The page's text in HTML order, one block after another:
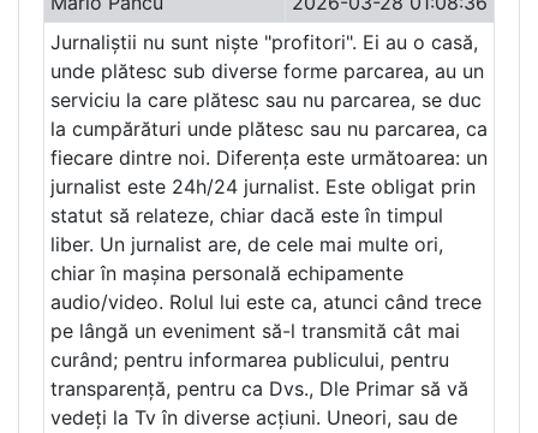
Jurnaliștii nu sunt niște "profitori". Ei au o casă,
unde plătesc sub diverse forme parcarea, au un
serviciu la care plătesc sau nu parcarea, se duc
la cumpărături unde plătesc sau nu parcarea, ca
fiecare dintre noi. Diferența este următoarea: un
jurnalist este 24h/24 jurnalist. Este obligat prin
statut să relateze, chiar dacă este în timpul
liber. Un jurnalist are, de cele mai multe ori,
chiar în mașina personală echipamente
audio/video. Rolul lui este ca, atunci când trece
pe lângă un eveniment să-l transmită cât mai
curând; pentru informarea publicului, pentru
transparență, pentru ca Dvs., Dle Primar să vă
vedeți la Tv în diverse acțiuni. Uneori, sau de